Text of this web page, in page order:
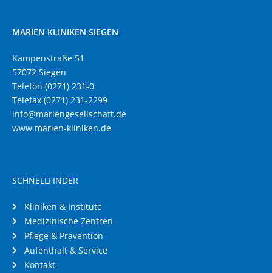
MARIEN KLINIKEN SIEGEN
Kampenstraße 51
57072 Siegen
Telefon (0271) 231-0
Telefax (0271) 231-2299
info@mariengesellschaft.de
www.marien-kliniken.de
SCHNELLFINDER
Kliniken & Institute
Medizinische Zentren
Pflege & Prävention
Aufenthalt & Service
Kontakt